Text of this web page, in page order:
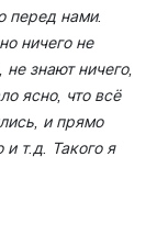
перед нами.
ничего не
не знают ничего,
ясно, что всё
и прямо
и т.д.
Такого я